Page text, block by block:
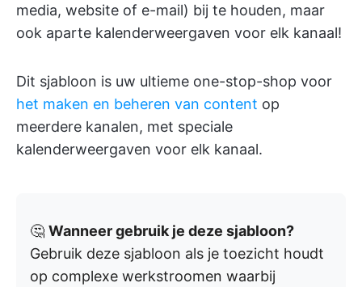
media, website of e-mail) bij te houden, maar
ook aparte kalenderweergaven voor elk kanaal!
Dit sjabloon is uw ultieme one-stop-shop voor
het maken en beheren van content op
meerdere kanalen, met speciale
kalenderweergaven voor elk kanaal.
🤔 Wanneer gebruik je deze sjabloon?
Gebruik deze sjabloon als je toezicht houdt
op complexe werkstroomen waarbij